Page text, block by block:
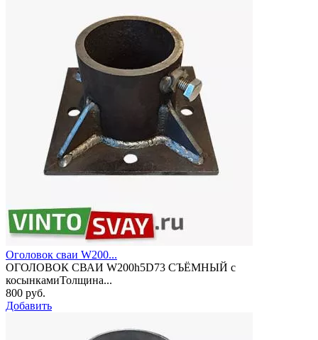
Оголовок сваи W200...
ОГОЛОВОК СВАИ W200h5D73 СЪЁМНЫЙ с
косынкамиТолщина...
800 руб.
Добавить